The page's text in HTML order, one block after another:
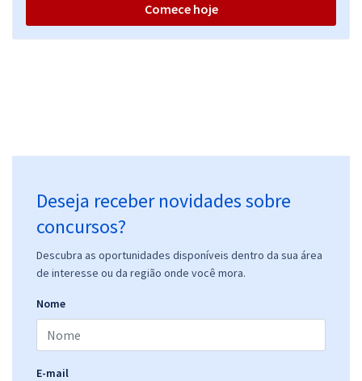
Comece hoje
Deseja receber novidades sobre
concursos?
Descubra as oportunidades disponíveis dentro da sua área
de interesse ou da região onde você mora.
Nome
E-mail